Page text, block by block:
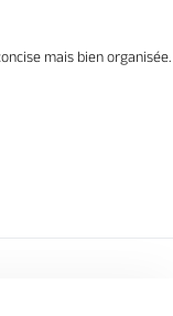
mais bien